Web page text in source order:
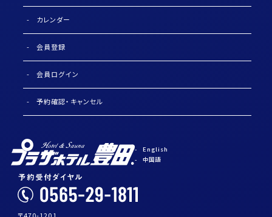
English
中国語
カレンダー
会員登録
会員ログイン
予約確認・キャンセル